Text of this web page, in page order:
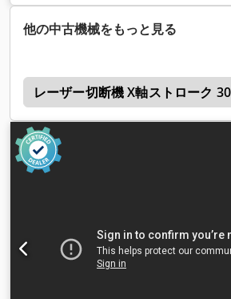
他の中古機械をもっと見る
レーザー切断機 X軸ストローク